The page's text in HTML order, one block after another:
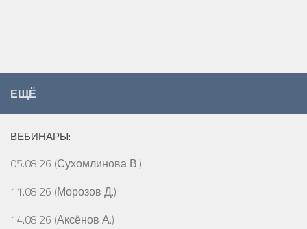
ЕЩЁ
ВЕБИНАРЫ:
05.08.26 (Сухомлинова В.)
11.08.26 (Морозов Д.)
14.08.26 (Аксёнов А.)